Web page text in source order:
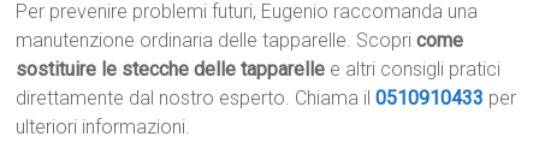
Per prevenire problemi futuri, Eugenio raccomanda una
manutenzione ordinaria delle tapparelle. Scopricome
sostituire le stecche delle tapparelle e altri consigli pratici
direttamente dal nostro esperto. Chiama il0510910433 per
ulteriori informazioni.